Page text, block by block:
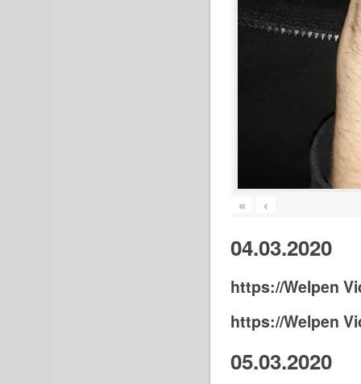
« ‹
04.03.2020
https://Welpen
https://Welpen
05.03.2020